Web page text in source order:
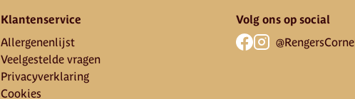
Klantenservice
Allergenenlijst
Veelgestelde vragen
Privacyverklaring
Cookies
Volg ons op social